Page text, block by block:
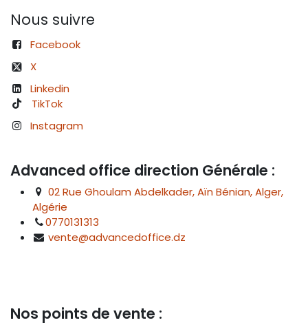
Nous suivre
Facebook
X
Linkedin
TikTok
Instagram
Advanced office direction Générale :
02 Rue Ghoulam Abdelkader, Aïn Bénian, Alger,
Algérie
0770131313
vente@advancedoffice.dz
Nos points de vente :